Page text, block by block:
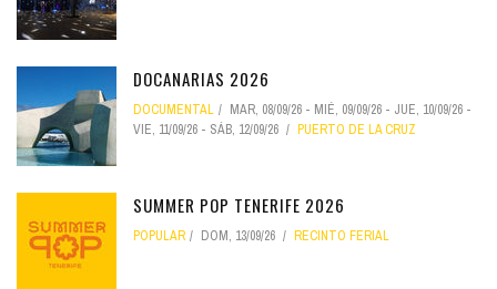
DOCANARIAS 2026
DOCUMENTAL MAR, 08/09/26 - MIÉ, 09/09/26 - JUE, 10/09/26 -
VIE, 11/09/26 - SÁB, 12/09/26 PUERTO DE LA CRUZ
SUMMER POP TENERIFE 2026
POPULAR DOM, 13/09/26 RECINTO FERIAL